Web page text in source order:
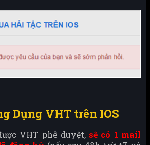
Dụng VHT trên IOS
VHT phê duyệt, sẽ có 1 mail